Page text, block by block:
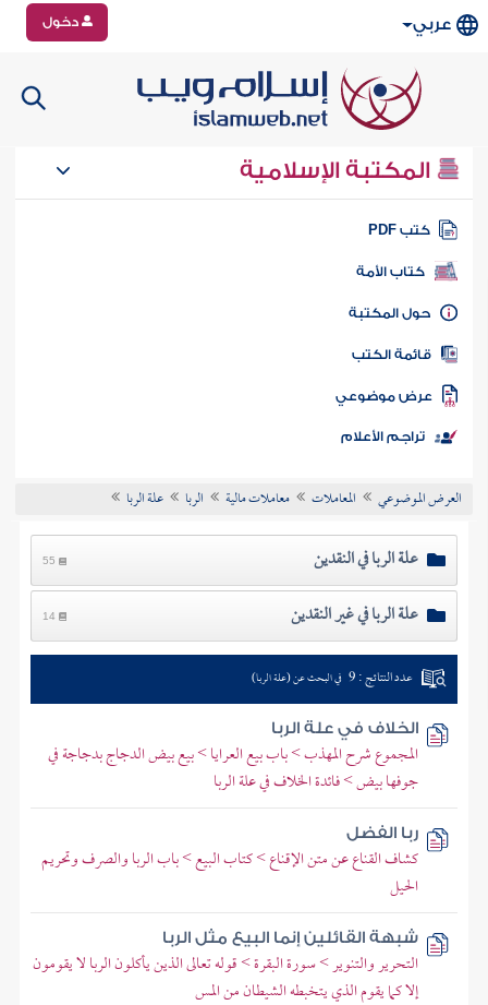
عربي دخول
المكتبة الإسلامية
كتب PDF
كتاب الأمة
المكتبة
الكتب
موضوعي
تراجم الأعلام
العرض الموضوعي المعاملات معاملات مالية الربا علة الربا
علة الربا في النقدين 55
علة الربا في غير النقدين 14
عدد النتائج : 9 في البحث عن (علة الربا)
الخلاف في علة الربا
المجموع شرح المهذب > باب بيع العرايا > بيع بيض الدجاج بدجاجة في
جوفها بيض > فائدة الخلاف في علة الربا
ربا الفضل
كشاف القناع عن متن الإقناع > كتاب البيع > باب الربا والصرف وتحريم
الحيل
شبهة القائلين إنما البيع مثل الربا
التحرير والتنوير > سورة البقرة > قوله تعالى الذين يأكلون الربا لا يقومون
إلا كما يقوم الذي يتخبطه الشيطان من المس